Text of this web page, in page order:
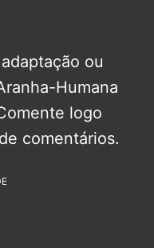
ou
Humana
logo
comentários.